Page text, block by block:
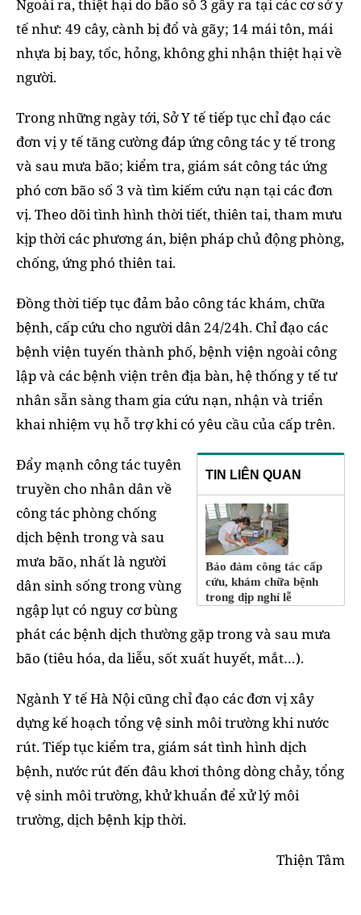
Ngoài ra, thiệt hại do bão số 3 gây ra tại các cơ sở y
tế như: 49 cây, cành bị đổ và gãy; 14 mái tôn, mái
nhựa bị bay, tốc, hỏng, không ghi nhận thiệt hại về
người.
Trong những ngày tới, Sở Y tế tiếp tục chỉ đạo các
đơn vị y tế tăng cường đáp ứng công tác y tế trong
và sau mưa bão; kiểm tra, giám sát công tác ứng
phó cơn bão số 3 và tìm kiếm cứu nạn tại các đơn
vị. Theo dõi tình hình thời tiết, thiên tai, tham mưu
kịp thời các phương án, biện pháp chủ động phòng,
chống, ứng phó thiên tai.
Đồng thời tiếp tục đảm bảo công tác khám, chữa
bệnh, cấp cứu cho người dân 24/24h. Chỉ đạo các
bệnh viện tuyến thành phố, bệnh viện ngoài công
lập và các bệnh viện trên địa bàn, hệ thống y tế tư
nhân sẵn sàng tham gia cứu nạn, nhận và triển
khai nhiệm vụ hỗ trợ khi có yêu cầu của cấp trên.
TIN LIÊN QUAN
Bảo đảm công tác cấp
cứu, khám chữa bệnh
trong dịp nghỉ lễ
Đẩy mạnh công tác tuyên
truyền cho nhân dân về
công tác phòng chống
dịch bệnh trong và sau
mưa bão, nhất là người
dân sinh sống trong vùng
ngập lụt có nguy cơ bùng
phát các bệnh dịch thường gặp trong và sau mưa
bão (tiêu hóa, da liễu, sốt xuất huyết, mắt…).
Ngành Y tế Hà Nội cũng chỉ đạo các đơn vị xây
dựng kế hoạch tổng vệ sinh môi trường khi nước
rút. Tiếp tục kiểm tra, giám sát tình hình dịch
bệnh, nước rút đến đâu khơi thông dòng chảy, tổng
vệ sinh môi trường, khử khuẩn để xử lý môi
trường, dịch bệnh kịp thời.
Thiện Tâm